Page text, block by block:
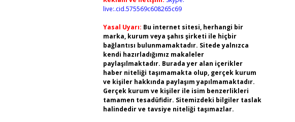
live:.cid.575569c608265c69
Yasal Uyarı: Bu internet sitesi, herhangi bir
marka, kurum veya şahıs şirketi ile hiçbir
bağlantısı bulunmamaktadır. Sitede yalnızca
kendi hazırladığımız makaleler
paylaşılmaktadır. Burada yer alan içerikler
haber niteliği taşımamakta olup, gerçek kurum
ve kişiler hakkında paylaşım yapılmamaktadır.
Gerçek kurum ve kişiler ile isim benzerlikleri
tamamen tesadüfidir. Sitemizdeki bilgiler taslak
halindedir ve tavsiye niteliği taşımazlar.